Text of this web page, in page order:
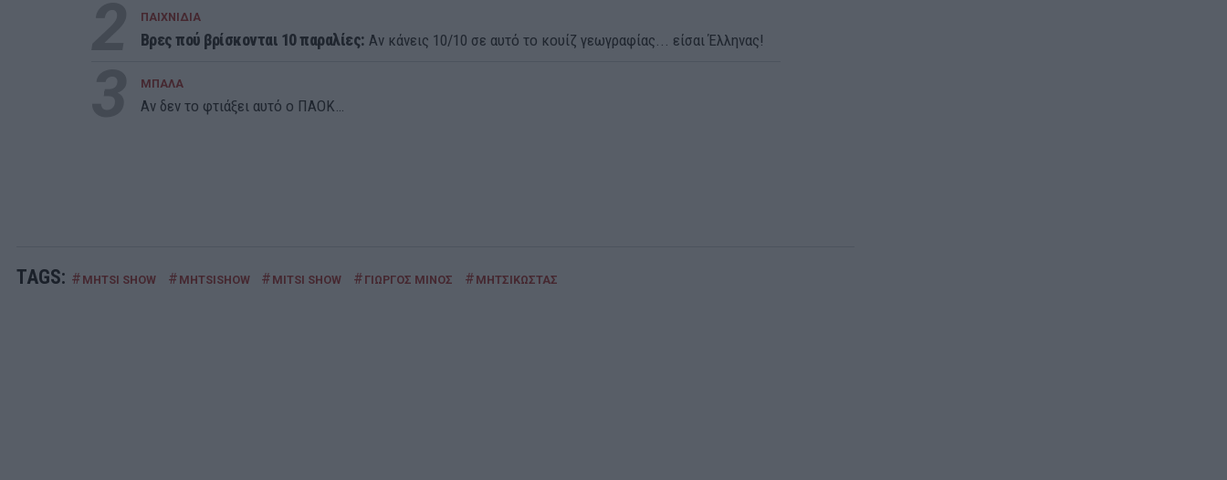
ΠΑΙΧΝΙΔΙΑ
Βρες πού βρίσκονται 10 παραλίες: Αν κάνεις 10/10 σε αυτό το κουίζ γεωγραφίας... είσαι Έλληνας!
ΜΠΑΛΑ
Αν δεν το φτιάξει αυτό ο ΠΑΟΚ…
TAGS: # MHTSI SHOW # MHTSISHOW # MITSI SHOW # ΓΙΩΡΓΟΣ ΜΙΝΟΣ # ΜΗΤΣΙΚΩΣΤΑΣ